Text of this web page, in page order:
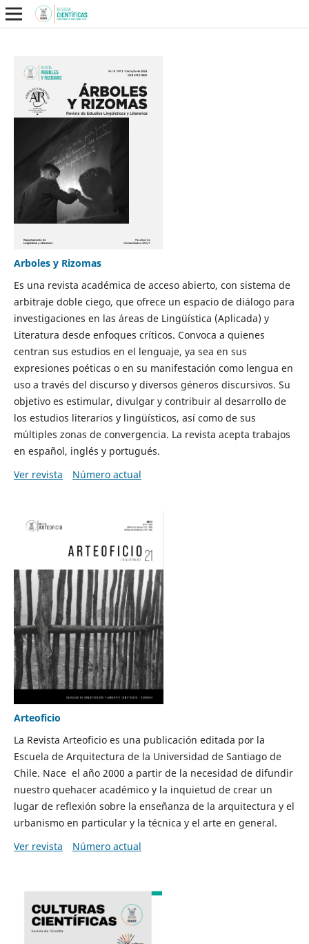
Arboles y Rizomas
Es una revista académica de acceso abierto, con sistema de
arbitraje doble ciego, que ofrece un espacio de diálogo para
investigaciones en las áreas de Lingüística (Aplicada) y
Literatura desde enfoques críticos. Convoca a quienes
centran sus estudios en el lenguaje, ya sea en sus
expresiones poéticas o en su manifestación como lengua en
uso a través del discurso y diversos géneros discursivos. Su
objetivo es estimular, divulgar y contribuir al desarrollo de
los estudios literarios y lingüísticos, así como de sus
múltiples zonas de convergencia. La revista acepta trabajos
en español, inglés y portugués.
Ver revista
Número actual
Arteoficio
La Revista Arteoficio es una publicación editada por la
Escuela de Arquitectura de la Universidad de Santiago de
Chile. Nace el año 2000 a partir de la necesidad de difundir
nuestro quehacer académico y la inquietud de crear un
lugar de reflexión sobre la enseñanza de la arquitectura y el
urbanismo en particular y la técnica y el arte en general.
Ver revista
Número actual